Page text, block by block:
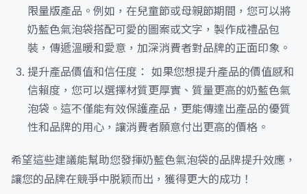
限量版產品。例如，在兒童節或母親節期間，您可以將
奶藍色氣泡袋搭配可愛的圖案或文字，製作成禮品包
裝，傳遞溫暖和愛意，加深消費者對品牌的正面印象。
提升產品價值和信任度： 如果您想提升產品的價值感和
信賴度，您可以選擇材質更厚實、質量更高的奶藍色氣
泡袋。這不僅能有效保護產品，更能傳達出產品的優質
性和品牌的用心，讓消費者願意付出更高的價格。
希望這些建議能幫助您發揮奶藍色氣泡袋的品牌提升效應，
讓您的品牌在競爭中脱颖而出，獲得更大的成功！